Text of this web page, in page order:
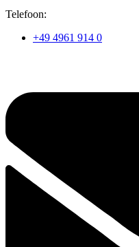
Telefoon:
+49 4961 914 0